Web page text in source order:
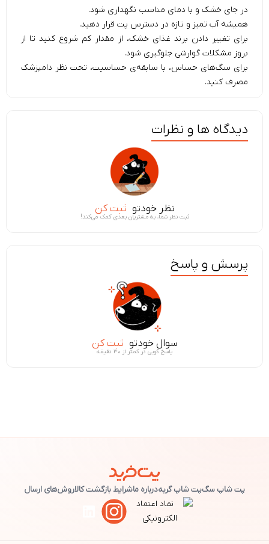
در جای خشک و با دمای مناسب نگهداری شود.
همیشه آب تمیز و تازه در دسترس پت قرار دهید.
برای تغییر دادن برند غذای خشک، از مقدار کم شروع کنید تا از
بروز مشکلات گوارشی جلوگیری شود.
برای سگ‌های حساس، با سابقه‌ی حساسیت، تحت نظر دامپزشک
مصرف کنید.
دیدگاه ها و نظرات
نظر خودتو ثبت کن
ثبت نظر شما، به مشتریان بعدی کمک می‌کند!
پرسش و پاسخ
سوال خودتو ثبت کن
پاسخ گویی در کمتر از ۳۰ دقیقه
پت شاپ سگپت شاپ گربهدرباره ماشرایط بازگشت کالاروش‌های ارسال